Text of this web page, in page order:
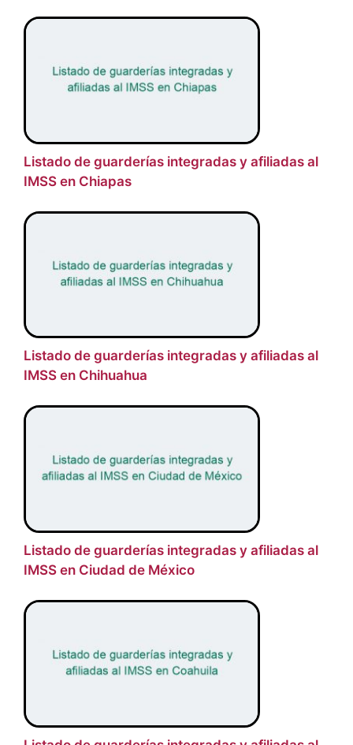
Listado de guarderías integradas y afiliadas al
IMSS en Chiapas
Listado de guarderías integradas y afiliadas al
IMSS en Chihuahua
Listado de guarderías integradas y afiliadas al
IMSS en Ciudad de México